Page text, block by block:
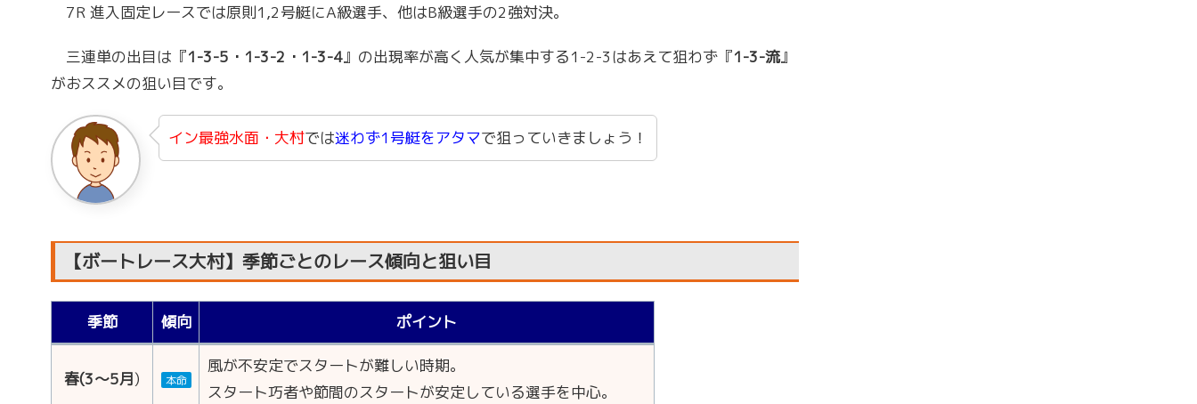
7R 進入固定レースでは原則1,2号艇にA級選手、他はB級選手の2強対決。
三連単の出目は『1-3-5・1-3-2・1-3-4』の出現率が高く人気が集中する1-2-3はあえて狙わず『1-3-流』
がおススメの狙い目です。
イン最強水面・大村では迷わず1号艇をアタマで狙っていきましょう！
【ボートレース大村】季節ごとのレース傾向と狙い目
季節 傾向 ポイント
春(3～5月) 本命
風が不安定でスタートが難しい時期。
スタート巧者や節間のスタートが安定している選手を中心。